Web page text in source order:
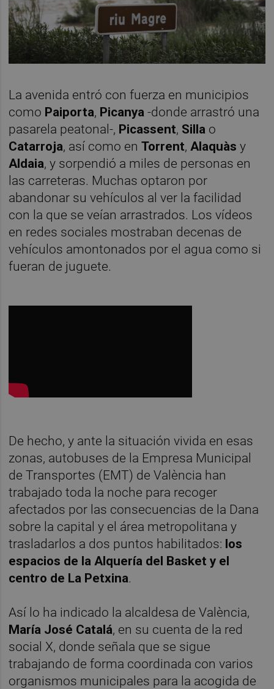
La avenida entró con fuerza en municipios
como Paiporta, Picanya -donde arrastró una
pasarela peatonal-, Picassent, Silla o
Catarroja, así como enTorrent, Alaquàs y
Aldaia, y sorpendió a miles de personas en
las carreteras. Muchas optaron por
abandonar su vehículos al ver la facilidad
con la que se veían arrastrados. Los vídeos
en redes sociales mostraban decenas de
vehículos amontonados por el agua como si
fueran de juguete.
De hecho, y ante la situación vivida en esas
zonas, autobuses de la Empresa Municipal
de Transportes (EMT) de València han
trabajado toda la noche para recoger
afectados por las consecuencias de la Dana
sobre la capital y el área metropolitana y
trasladarlos a dos puntos habilitados: los
espacios de la Alquería del Basket y el
centro de La Petxina.
Así lo ha indicado la alcaldesa de València,
María José Catalá, en su cuenta de la red
social X, donde señala que se sigue
trabajando de forma coordinada con varios
organismos municipales para la acogida de